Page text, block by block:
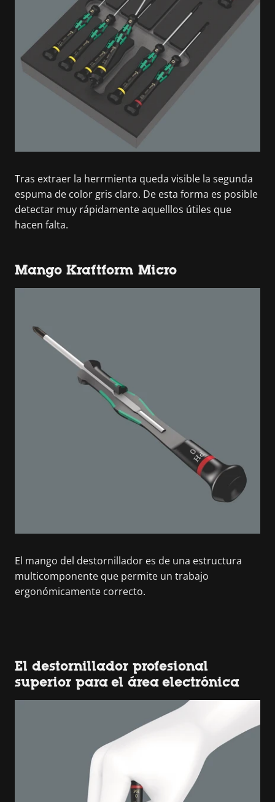
Tras extraer la herrmienta queda visible la segunda
espuma de color gris claro. De esta forma es posible
detectar muy rápidamente aquelllos útiles que
hacen falta.
Mango Kraftform Micro
El mango del destornillador es de una estructura
multicomponente que permite un trabajo
ergonómicamente correcto.
El destornillador profesional
superior para el área electrónica